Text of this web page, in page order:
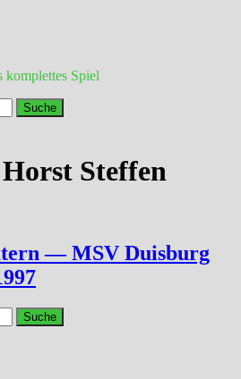
komplettes Spiel
Horst Steffen
— MSV Duisburg